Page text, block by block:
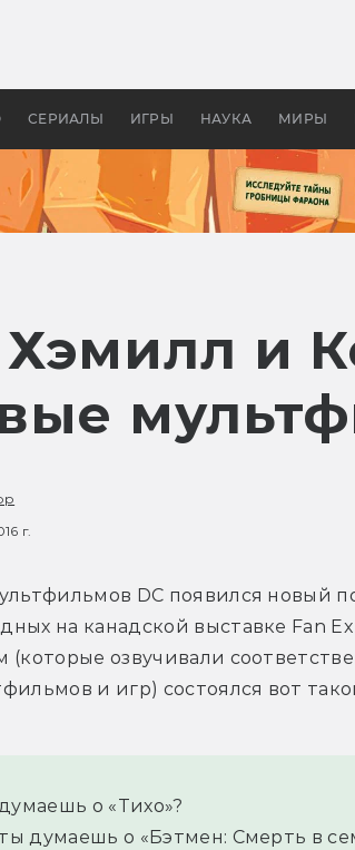
СЕРИАЛЫ ИГРЫ НАУКА МИРЫ
бы «Властелина
и
г.
DC появился новый
на канадской выставке Fan
(которые озвучивали
и игр) состоялся вот
о «Тихо»?
ты думаешь о «Бэтмен: Смерть в